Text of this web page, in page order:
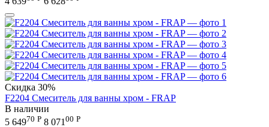
Скидка 30%
F2204 Смеситель для ванны хром - FRAP
В наличии
5 64970 Р 8 071 00 Р